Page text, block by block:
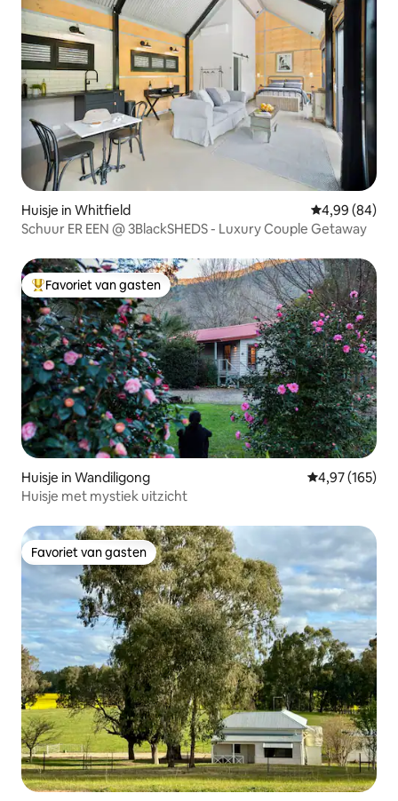
Huisje in Whitfield Gemiddelde
4,99 (84)
Schuur ER EEN @ 3BlackSHEDS - Luxury Couple Getaway
Topfavoriet van gasten
Favoriet van gasten
Huisje in Wandiligong Gemiddelde
4,97 (165)
Huisje met mystiek uitzicht
Favoriet van gasten
Favoriet van gasten